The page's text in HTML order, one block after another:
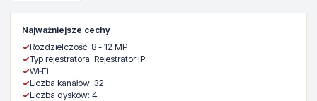
Najważniejsze cechy
✓Rozdzielczość: 8 - 12 MP
✓Typ rejestratora: Rejestrator IP
✓Wi‑Fi
✓Liczba kanałów: 32
✓Liczba dysków: 4